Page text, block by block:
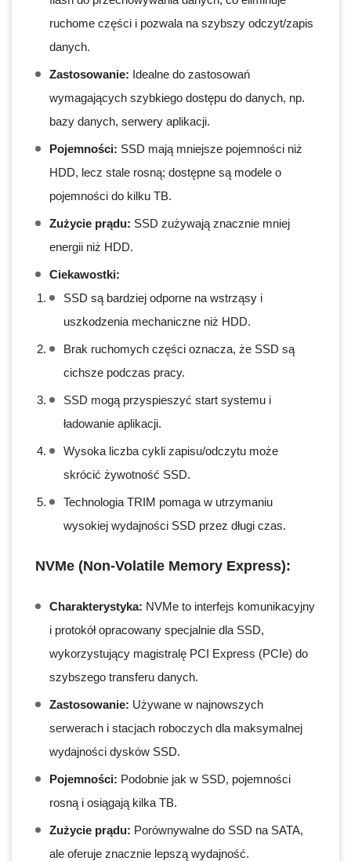
ruchome części i pozwala na szybszy odczyt/zapis
danych.
Zastosowanie: Idealne do zastosowań
wymagających szybkiego dostępu do danych, np.
bazy danych, serwery aplikacji.
Pojemności: SSD mają mniejsze pojemności niż
HDD, lecz stale rosną; dostępne są modele o
pojemności do kilku TB.
Zużycie prądu: SSD zużywają znacznie mniej
energii niż HDD.
Ciekawostki:
SSD są bardziej odporne na wstrząsy i
uszkodzenia mechaniczne niż HDD.
Brak ruchomych części oznacza, że SSD są
cichsze podczas pracy.
SSD mogą przyspieszyć start systemu i
ładowanie aplikacji.
Wysoka liczba cykli zapisu/odczytu może
skrócić żywotność SSD.
Technologia TRIM pomaga w utrzymaniu
wysokiej wydajności SSD przez długi czas.
NVMe (Non-Volatile Memory Express):
Charakterystyka: NVMe to interfejs komunikacyjny
i protokół opracowany specjalnie dla SSD,
wykorzystujący magistralę PCI Express (PCIe) do
szybszego transferu danych.
Zastosowanie: Używane w najnowszych
serwerach i stacjach roboczych dla maksymalnej
wydajności dysków SSD.
Pojemności: Podobnie jak w SSD, pojemności
rosną i osiągają kilka TB.
Zużycie prądu: Porównywalne do SSD na SATA,
ale oferuje znacznie lepszą wydajność.